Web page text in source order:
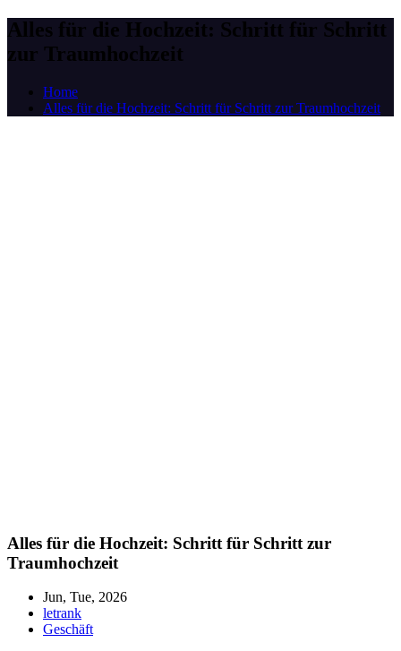
Alles für die Hochzeit: Schritt für Schritt
zur Traumhochzeit
Home
Alles für die Hochzeit: Schritt für Schritt zur Traumhochzeit
Alles für die Hochzeit: Schritt für Schritt zur
Traumhochzeit
Jun, Tue, 2026
letrank
Geschäft